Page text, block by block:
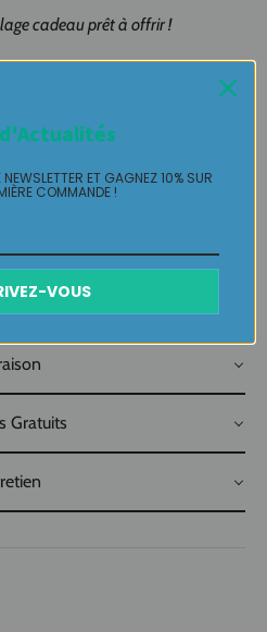
cadeau prêt à offrir !
celle qui l'adopte et s'en pare
….
Désir de Plaire !
Gratuits
ET GAGNEZ 10% SUR
COMMANDE !
VOUS